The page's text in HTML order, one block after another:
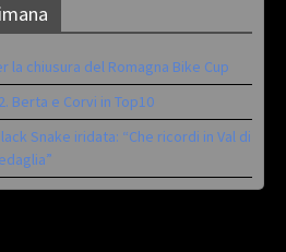
chiusura del Romagna Bike Cup
Berta e Corvi in Top10
Snake iridata: “Che ricordi in Val di